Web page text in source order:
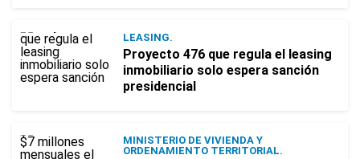
LEASING.
Proyecto 476 que regula el leasing
inmobiliario solo espera sanción
presidencial
MINISTERIO DE VIVIENDA Y
ORDENAMIENTO TERRITORIAL.